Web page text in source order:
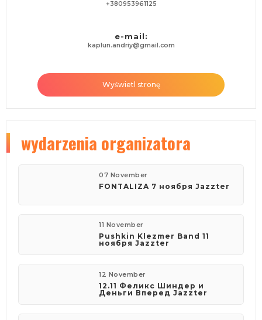
+380953961125
e-mail:
kaplun.andriy@gmail.com
Wyświetl stronę
wydarzenia organizatora
07 November
FONTALIZA 7 ноября Jazzter
11 November
Pushkin Klezmer Band 11
ноября Jazzter
12 November
12.11 Феликс Шиндер и
Деньги Вперед Jazzter